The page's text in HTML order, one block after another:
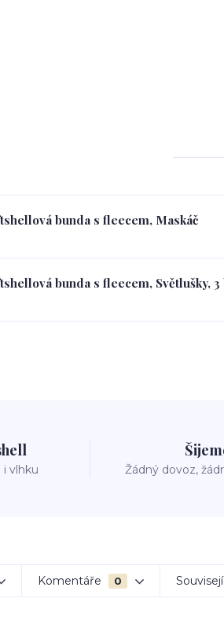
bunda s fleecem, Maskáč
bunda s fleecem, Světlušky,
vlhku Žádný dovoz,
Komentáře 0